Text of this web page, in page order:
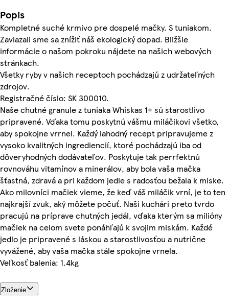
Popis
Kompletné suché krmivo pre dospelé mačky. S tuniakom.
Zaviazali sme sa znížiť náš ekologický dopad. Bližšie
informácie o našom pokroku nájdete na našich webových
stránkach.
Všetky ryby v našich receptoch pochádzajú z udržateľných
zdrojov.
Registračné číslo: SK 300010.
Naše chutné granule z tuniaka Whiskas 1+ sú starostlivo
pripravené. Vďaka tomu poskytnú vášmu miláčikovi všetko,
aby spokojne vrrnel. Každý lahodný recept pripravujeme z
vysoko kvalitných ingrediencií, ktoré pochádzajú iba od
dôveryhodných dodávateľov. Poskytuje tak perrfektnú
rovnováhu vitamínov a minerálov, aby bola vaša mačka
šťastná, zdravá a pri každom jedle s radosťou bežala k miske.
Ako milovníci mačiek vieme, že keď váš miláčik vrní, je to ten
najkrajší zvuk, aký môžete počuť. Naši kuchári preto tvrdo
pracujú na príprave chutných jedál, vďaka kterým sa milióny
mačiek na celom svete ponáhľajú k svojim miskám. Každé
jedlo je pripravené s láskou a starostlivosťou a nutrične
vyvážené, aby vaša mačka stále spokojne vrnela.
Veľkosť balenia: 1.4kg
Zloženie